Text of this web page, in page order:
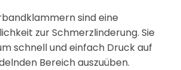
sind eine
zur Schmerzlinderung. Sie
schnell und einfach Druck auf
Bereich auszuüben.